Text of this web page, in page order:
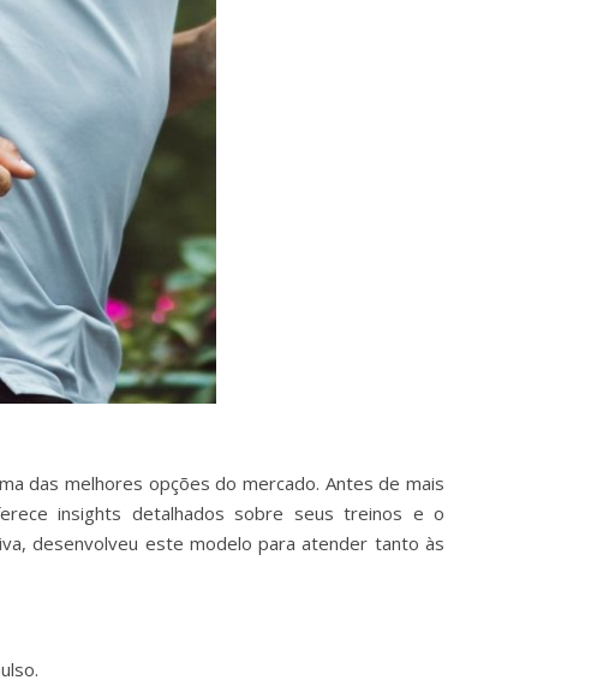
das melhores opções do mercado. Antes de mais
insights detalhados sobre seus treinos e o
desenvolveu este modelo para atender tanto às